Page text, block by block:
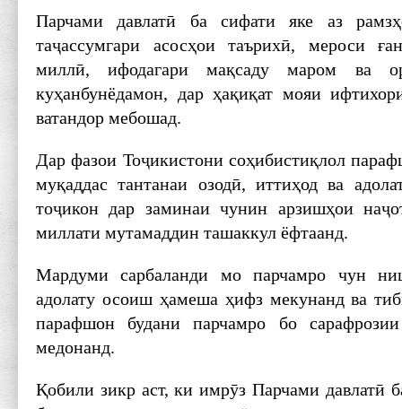
Парчами давлатӣ ба сифати яке аз
таҷассумгари асосҳои таърихӣ, мероси
миллӣ, ифодагари мақсаду маром ва
куҳанбунёдамон, дар ҳақиқат мояи
ватандор мебошад.
Дар фазои Тоҷикистони соҳибистиқлол
муқаддас тантанаи озодӣ, иттиҳод ва
тоҷикон дар заминаи чунин арзишҳои
миллати мутамаддин ташаккул ёфтаанд.
Мардуми сарбаланди мо парчамро чун
адолату осоиш ҳамеша ҳифз мекунанд ва
парафшон будани парчамро бо
медонанд.
Қобили зикр аст, ки имрӯз Парчами давлатӣ